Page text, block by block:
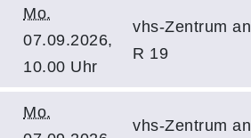
Mo.
07.09.2026,
10.00 Uhr
vhs-Zentrum
R 19
Mo.
vhs-Zentrum